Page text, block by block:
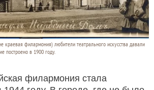
краевая филармония) любители театрального искусства давали
построено в 1900 году.
филармония стала